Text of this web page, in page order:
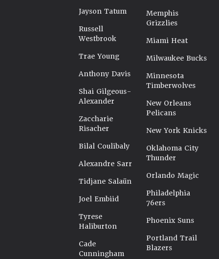
Jayson Tatum
Russell
Westbrook
Trae Young
Anthony Davis
Shai Gilgeous-
Alexander
Zaccharie
Risacher
Bilal Coulibaly
Alexandre Sarr
Tidjane Salaün
Joel Embiid
Tyrese
Haliburton
Cade
Cunningham
Memphis
Grizzlies
Miami Heat
Milwaukee Bucks
Minnesota
Timberwolves
New Orleans
Pelicans
New York Knicks
Oklahoma City
Thunder
Orlando Magic
Philadelphia
76ers
Phoenix Suns
Portland Trail
Blazers